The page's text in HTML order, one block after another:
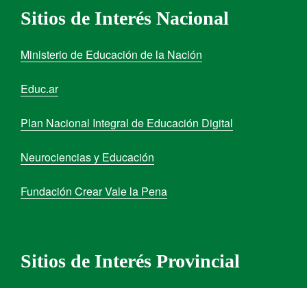
Sitios de Interés Nacional
Ministerio de Educación de la Nación
Educ.ar
Plan Nacional Integral de Educación Digital
Neurociencias y Educación
Fundación Crear Vale la Pena
Sitios de Interés Provincial